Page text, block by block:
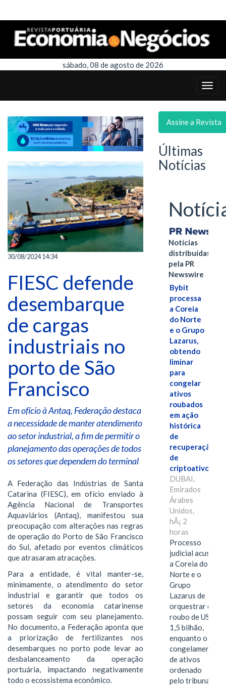
sábado, 08 de agosto de 2026
30/08/2024 14:34
FIESC defende
desembarque
de cargas
industriais no
porto de São
Francisco
Em ofício à Antaq, Federação destaca
a necessidade de manter atendimento
ao setor industrial, a fim de permitir o
planejamento das operações de todos
os setores que dependem do terminal
A Federação das Indústrias de Santa
Catarina (FIESC), em ofício enviado à
Agência Nacional de Transportes
Aquaviários (Antaq), manifestou sua
preocupação com alterações nas regras
de operação do Porto de São Francisco
do Sul, afetado por eventos climáticos
que atrasaram atracações.
Para a entidade, é vital manter-se,
minimamente, o atendimento do setor
industrial e garantir que todos os
setores da economia catarinense
possam seguir com seu planejamento.
No documento, a Federação aponta que
a priorização de fertilizantes nos
desembarques no porto pode levar ao
desbalanceamento da operação
portuária, impactando negativamente
todo o ecossistema econômico.
Assine a Revista
Últimas
Notícias
Notícias
distribuídas
pela PR
Newswire
Bybit
processa
a Coreia
do Norte
e o Grupo
Lazarus,
obtendo
liminar
para
congelar
ativos
roubados
em ação
histórica
de
recuperação
de
criptoativos
DUBAI,
Emirados
Árabes
Unidos,
hÃ¡ 2
horas
Processo
judicial acusa
a Coreia do
Norte e o
Grupo
Lazarus de
orquestrar o
roubo de US$
1,5 bilhão,
enquanto o
congelamento
de ativos
ordenado
pelo tribunal